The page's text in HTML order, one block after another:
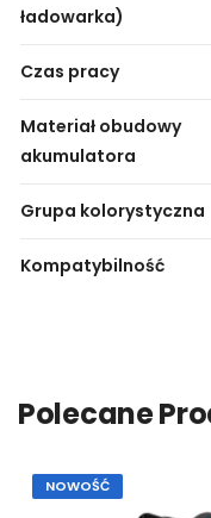
ładowarka)
Czas pracy
Materiał obudowy
akumulatora
Grupa kolorystyczna
Kompatybilność
Polecane
NOWOŚĆ